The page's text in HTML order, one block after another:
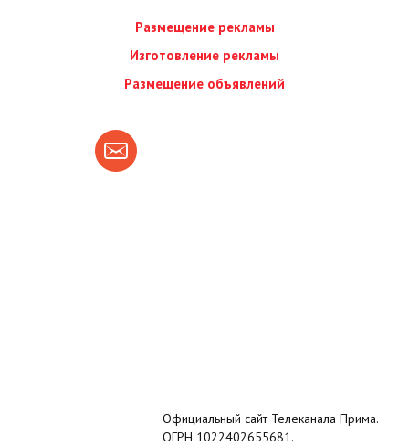
Размещение рекламы
Изготовление рекламы
Размещение объявлений
Официальный сайт Телеканала Прима.
ОГРН 1022402655681.